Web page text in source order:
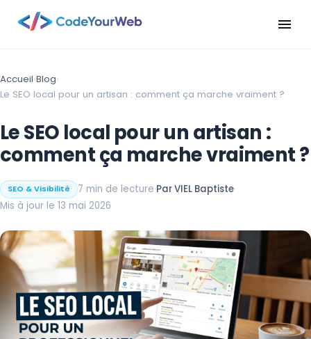
menu
Accueil›Blog›
Le SEO local pour un artisan : comment ça marche vraiment ?
Le SEO local pour un artisan :
comment ça marche vraiment ?
SEO & Visibilité 7 min de lecture·Par VIEL Baptiste·
Mis à jour le 13 mai 2026